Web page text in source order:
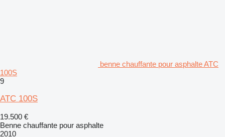
benne chauffante pour asphalte ATC
100S
9
ATC 100S
19.500 €
Benne chauffante pour asphalte
2010